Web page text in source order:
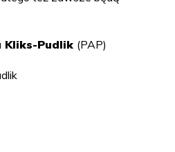
Kliks-Pudlik (PAP)